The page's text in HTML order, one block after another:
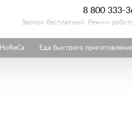
8 800 333-
Звонок бесплатный. Режим
HoReCa Еда быстрого